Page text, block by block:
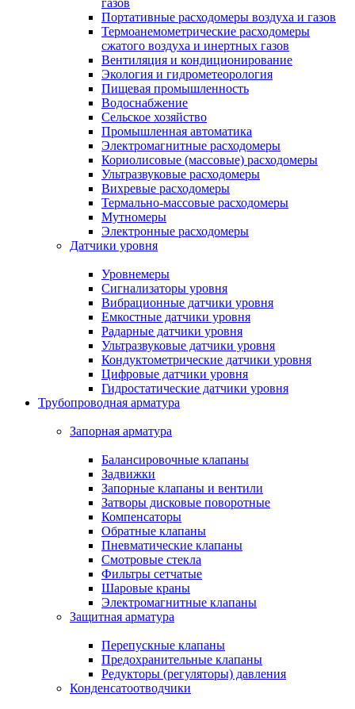
газов
Портативные расходомеры воздуха и газов
Термоанемометрические расходомеры
сжатого воздуха и инертных газов
Вентиляция и кондиционирование
Экология и гидрометеорология
Пищевая промышленность
Водоснабжение
Сельское хозяйство
Промышленная автоматика
Электромагнитные расходомеры
Кориолисовые (массовые) расходомеры
Ультразвуковые расходомеры
Вихревые расходомеры
Термально-массовые расходомеры
Мутномеры
Электронные расходомеры
Датчики уровня
Уровнемеры
Сигнализаторы уровня
Вибрационные датчики уровня
Емкостные датчики уровня
Радарные датчики уровня
Ультразвуковые датчики уровня
Кондуктометрические датчики уровня
Цифровые датчики уровня
Гидростатические датчики уровня
Трубопроводная арматура
Запорная арматура
Балансировочные клапаны
Задвижки
Запорные клапаны и вентили
Затворы дисковые поворотные
Компенсаторы
Обратные клапаны
Пневматические клапаны
Смотровые стекла
Фильтры сетчатые
Шаровые краны
Электромагнитные клапаны
Защитная арматура
Перепускные клапаны
Предохранительные клапаны
Редукторы (регуляторы) давления
Конденсатоотводчики